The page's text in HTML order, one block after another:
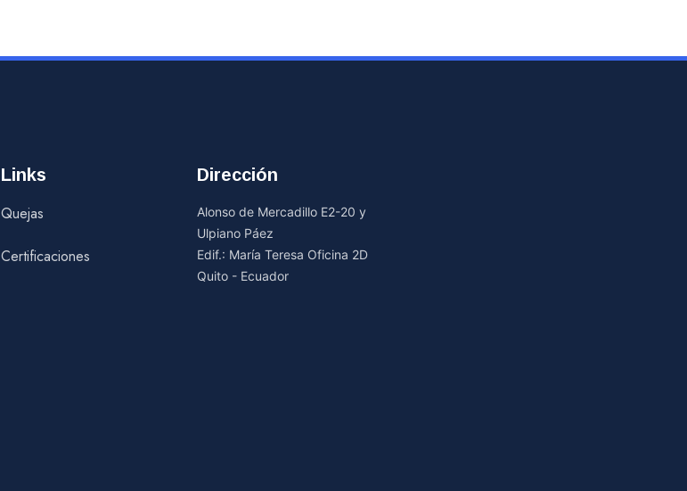
Links
Quejas
Certificaciones
Dirección
Alonso de Mercadillo E2-20 y
Ulpiano Páez
Edif.: María Teresa Oficina 2D
Quito - Ecuador